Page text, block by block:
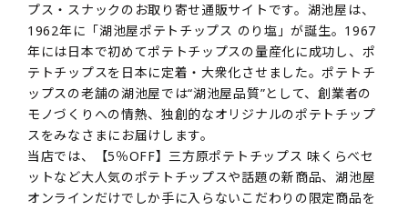
プス・スナックのお取り寄せ通販サイトです。湖池屋は、
1962年に「湖池屋ポテトチップス のり塩」が誕生。1967
年には日本で初めてポテトチップスの量産化に成功し、ポ
テトチップスを日本に定着・大衆化させました。ポテトチ
ップスの老舗の湖池屋では“湖池屋品質”として、創業者の
モノづくりへの情熱、独創的なオリジナルのポテトチップ
スをみなさまにお届けします。
当店では、【5％OFF】三方原ポテトチップス 味くらべセ
ットなど大人気のポテトチップスや話題の新商品、湖池屋
オンラインだけでしか手に入らないこだわりの限定商品を